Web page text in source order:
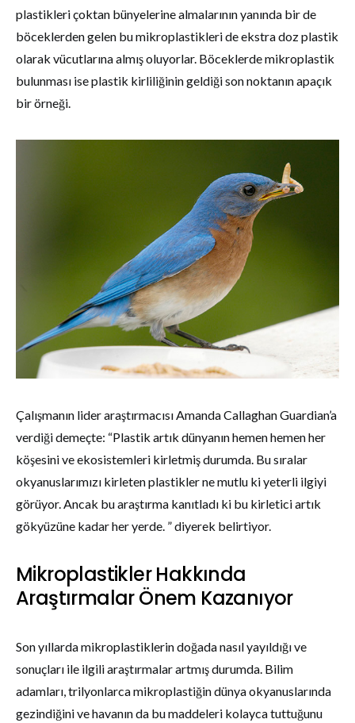
plastikleri çoktan bünyelerine almalarının yanında bir de
böceklerden gelen bu mikroplastikleri de ekstra doz plastik
olarak vücutlarına almış oluyorlar. Böceklerde mikroplastik
bulunması ise plastik kirliliğinin geldiği son noktanın apaçık
bir örneği.
Çalışmanın lider araştırmacısı Amanda Callaghan Guardian’a
verdiği demeçte: “Plastik artık dünyanın hemen hemen her
köşesini ve ekosistemleri kirletmiş durumda. Bu sıralar
okyanuslarımızı kirleten plastikler ne mutlu ki yeterli ilgiyi
görüyor. Ancak bu araştırma kanıtladı ki bu kirletici artık
gökyüzüne kadar her yerde. ” diyerek belirtiyor.
Mikroplastikler Hakkında
Araştırmalar Önem Kazanıyor
Son yıllarda mikroplastiklerin doğada nasıl yayıldığı ve
sonuçları ile ilgili araştırmalar artmış durumda. Bilim
adamları, trilyonlarca mikroplastiğin dünya okyanuslarında
gezindiğini ve havanın da bu maddeleri kolayca tuttuğunu